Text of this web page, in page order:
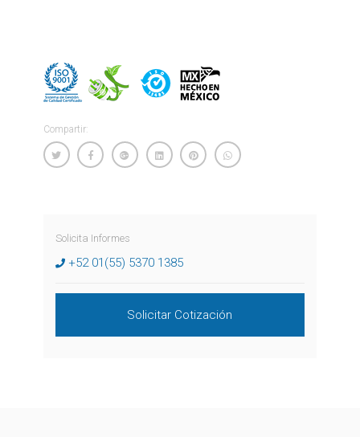
Compartir:
Solicita Informes
+52 01(55) 5370 1385
Solicitar Cotización